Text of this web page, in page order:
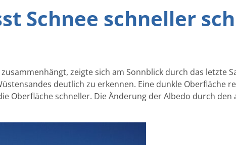
Schnee schneller
zeigte sich am Sonnblick durch das letzte
deutlich zu erkennen. Eine dunkle Oberfläche
Oberfläche schneller. Die Änderung der Albedo durch den